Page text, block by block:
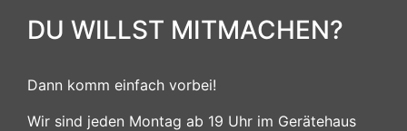
DU WILLST MITMACHEN?
Dann komm einfach vorbei!
Wir sind jeden Montag ab 19 Uhr im Gerätehaus